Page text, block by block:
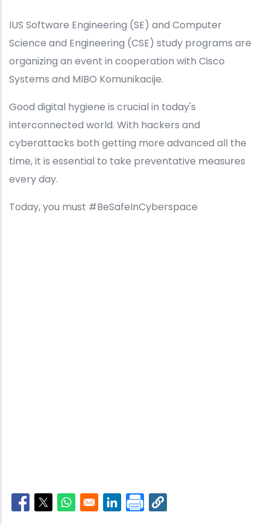
IUS Software Engineering (SE) and Computer
Science and Engineering (CSE) study programs are
organizing an event in cooperation with Cisco
Systems and MIBO Komunikacije.
Good digital hygiene is crucial in today's
interconnected world. With hackers and
cyberattacks both getting more advanced all the
time, it is essential to take preventative measures
every day.
Today, you must #BeSafeInCyberspace
Opens in a new window
Opens in a new window
Opens in a new window
Opens in a new window